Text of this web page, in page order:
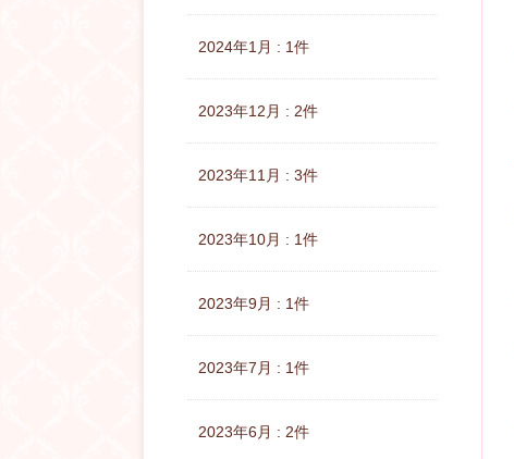
2024年1月 : 1件
2023年12月 : 2件
2023年11月 : 3件
2023年10月 : 1件
2023年9月 : 1件
2023年7月 : 1件
2023年6月 : 2件